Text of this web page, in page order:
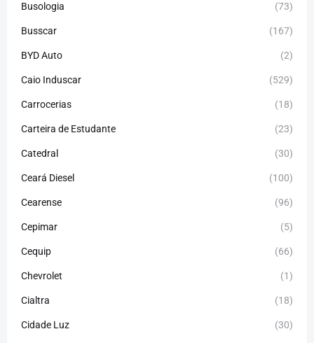
Busologia (73)
Busscar (167)
BYD Auto (2)
Caio Induscar (529)
Carrocerias (18)
Carteira de Estudante (23)
Catedral (30)
Ceará Diesel (100)
Cearense (96)
Cepimar (5)
Cequip (66)
Chevrolet (1)
Cialtra (18)
Cidade Luz (30)